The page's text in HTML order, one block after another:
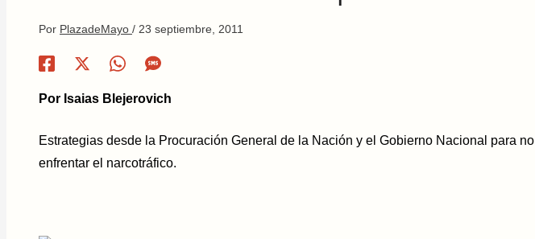
Por PlazadeMayo / 23 septiembre, 2011
Por Isaias Blejerovich
Estrategias desde la Procuración General de la Nación y el Gobierno Nacional para no
enfrentar el narcotráfico.